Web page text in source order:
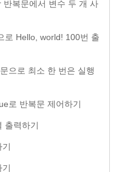
복문에서 변수 두 개 사
로 Hello, world! 100번 출
으로 최소 한 번은 실행
로 반복문 제어하기
출력하기